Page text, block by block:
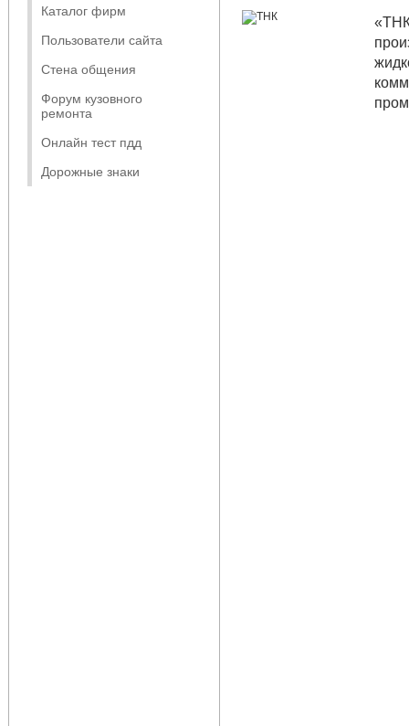
Каталог фирм
Пользователи сайта
Стена общения
Форум кузовного
ремонта
Онлайн тест пдд
Дорожные знаки